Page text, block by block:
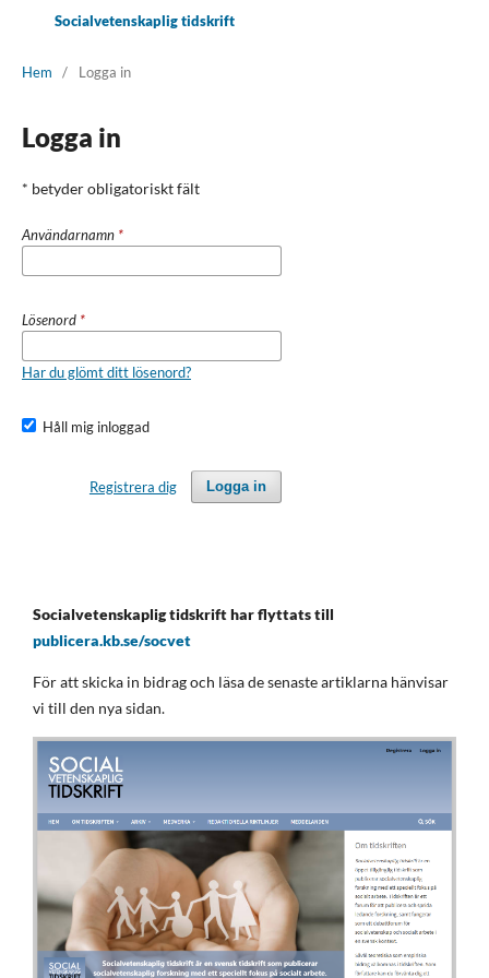
Socialvetenskaplig tidskrift
Hem / Logga in
Logga in
* betyder obligatoriskt fält
Användarnamn *
Lösenord *
Har du glömt ditt lösenord?
Håll mig inloggad
Logga in
Registrera dig
Socialvetenskaplig tidskrift har flyttats till
publicera.kb.se/socvet
För att skicka in bidrag och läsa de senaste artiklarna hänvisar
vi till den nya sidan.